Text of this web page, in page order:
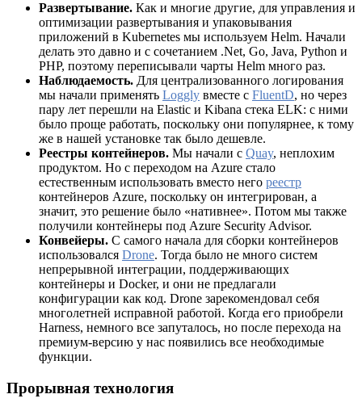
Развертывание. Как и многие другие, для управления и
оптимизации развертывания и упаковывания
приложений в Kubernetes мы используем Helm. Начали
делать это давно и с сочетанием .Net, Go, Java, Python и
PHP, поэтому переписывали чарты Helm много раз.
Наблюдаемость. Для централизованного логирования
мы начали применять Loggly вместе с FluentD, но через
пару лет перешли на Elastic и Kibana стека ELK: с ними
было проще работать, поскольку они популярнее, к тому
же в нашей установке так было дешевле.
Реестры контейнеров. Мы начали с Quay, неплохим
продуктом. Но с переходом на Azure стало
естественным использовать вместо него реестр
контейнеров Azure, поскольку он интегрирован, а
значит, это решение было «нативнее». Потом мы также
получили контейнеры под Azure Security Advisor.
Конвейеры. С самого начала для сборки контейнеров
использовался Drone. Тогда было не много систем
непрерывной интеграции, поддерживающих
контейнеры и Docker, и они не предлагали
конфигурации как код. Drone зарекомендовал себя
многолетней исправной работой. Когда его приобрели
Harness, немного все запуталось, но после перехода на
премиум-версию у нас появились все необходимые
функции.
Прорывная технология